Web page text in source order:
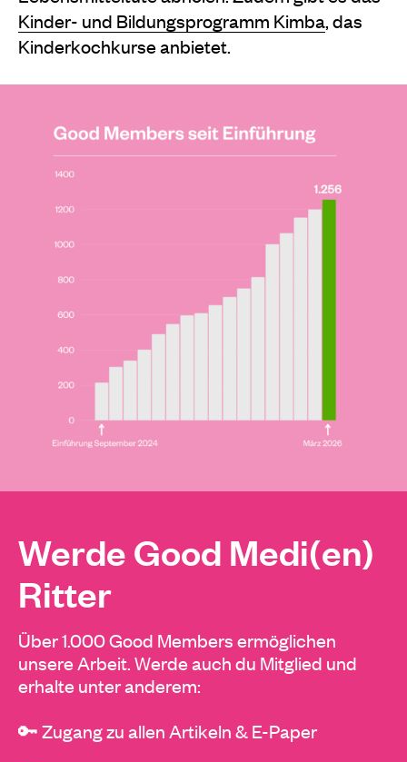
Kinder- und Bildungsprogramm Kimba, das
Kinderkochkurse anbietet.
Werde Good Medi(en)
Ritter
Über 1.000 Good Members ermöglichen
unsere Arbeit. Werde auch du Mitglied und
erhalte unter anderem:
🔑 Zugang zu allen Artikeln & E-Paper